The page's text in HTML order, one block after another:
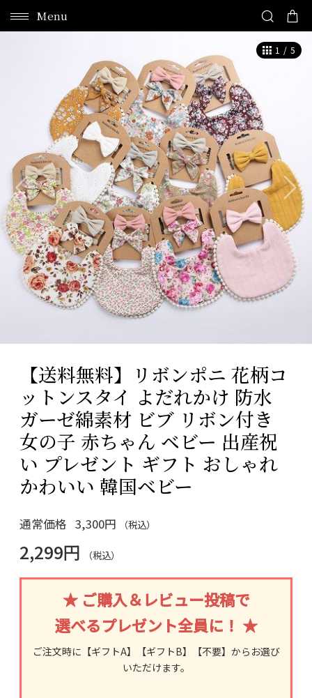
Menu
1 / 5
【送料無料】リボンポニ 花柄コ
ットンスタイ よだれかけ 防水
ガーゼ綿素材 ビブ リボン付き
女の子 赤ちゃん ベビー 出産祝
い プレゼント ギフト おしゃれ
かわいい 韓国ベビー
通常価格 3,300円 （税込）
2,299円 （税込）
★ ご購入＆レビュー投稿で
選べるプレゼント全員に！ ★
ご注文時に【ギフトA】【ギフトB】【不要】からお選び
いただけます。